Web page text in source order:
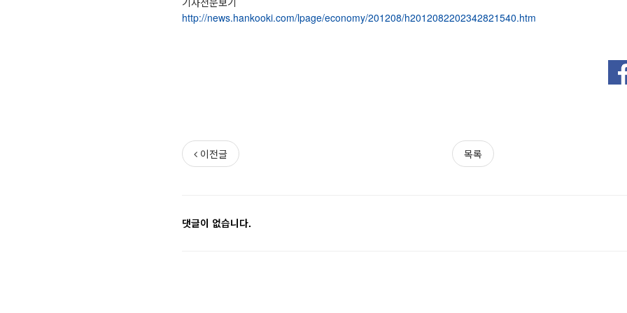
http://news.hankooki.com/lpage/economy/201208/h2012082202342821540.htm
이전글 목록
댓글이 없습니다.